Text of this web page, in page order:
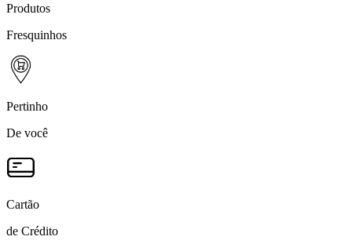
Produtos
Fresquinhos
Pertinho
De você
Cartão
de Crédito